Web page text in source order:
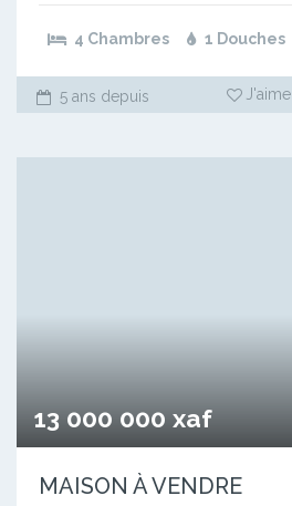
4 Chambres 1 Douches
5 ans depuis J'aime
13 000 000 xaf
MAISON À VENDRE